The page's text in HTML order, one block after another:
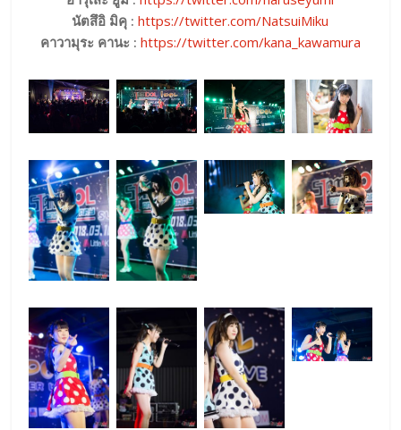
นัตสึอิ มิคุ : https://twitter.com/NatsuiMiku
คาวามุระ คานะ : https://twitter.com/kana_kawamura